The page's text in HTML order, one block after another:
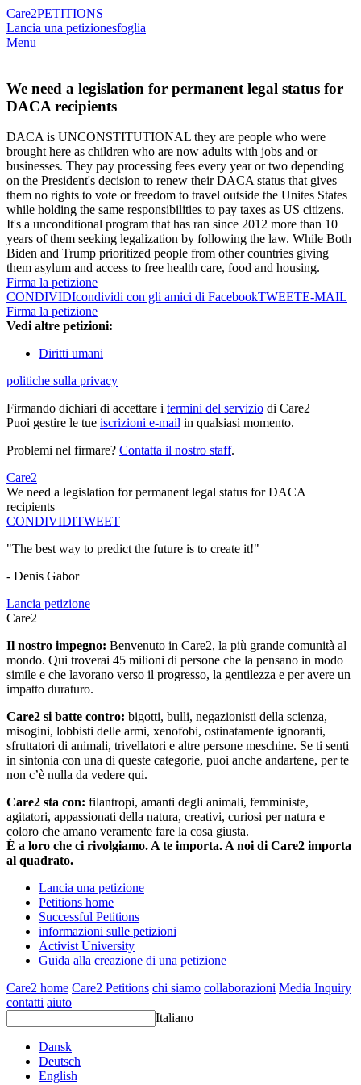
Care2PETITIONS
Lancia una petizionesfoglia
Menu
We need a legislation for permanent legal status for
DACA recipients
DACA is UNCONSTITUTIONAL they are people who were
brought here as children who are now adults with jobs and or
businesses. They pay processing fees every year or two depending
on the President's decision to renew their DACA status that gives
them no rights to vote or freedom to travel outside the Unites States
while holding the same responsibilities to pay taxes as US citizens.
It's a unconditional program that has ran since 2012 more than 10
years of them seeking legalization by following the law. While Both
Biden and Trump prioritized people from other countries giving
them asylum and access to free health care, food and housing.
Firma la petizione
CONDIVIDIcondividi con gli amici di FacebookTWEETE-MAIL
Firma la petizione
Vedi altre petizioni:
Diritti umani
politiche sulla privacy
Firmando dichiari di accettare i termini del servizio di Care2
Puoi gestire le tue iscrizioni e-mail in qualsiasi momento.
Problemi nel firmare? Contatta il nostro staff.
Care2
We need a legislation for permanent legal status for DACA
recipients
CONDIVIDITWEET
"The best way to predict the future is to create it!"
- Denis Gabor
Lancia petizione
Care2
Il nostro impegno: Benvenuto in Care2, la più grande comunità al
mondo. Qui troverai 45 milioni di persone che la pensano in modo
simile e che lavorano verso il progresso, la gentilezza e per avere un
impatto duraturo.
Care2 si batte contro: bigotti, bulli, negazionisti della scienza,
misogini, lobbisti delle armi, xenofobi, ostinatamente ignoranti,
sfruttatori di animali, trivellatori e altre persone meschine. Se ti senti
in sintonia con una di queste categorie, puoi anche andartene, per te
non c’è nulla da vedere qui.
Care2 sta con: filantropi, amanti degli animali, femministe,
agitatori, appassionati della natura, creativi, curiosi per natura e
coloro che amano veramente fare la cosa giusta.
È a loro che ci rivolgiamo. A te importa. A noi di Care2 importa
al quadrato.
Lancia una petizione
Petitions home
Successful Petitions
informazioni sulle petizioni
Activist University
Guida alla creazione di una petizione
Care2 home Care2 Petitions chi siamo collaborazioni Media Inquiry
contatti aiuto
Italiano
Dansk
Deutsch
English